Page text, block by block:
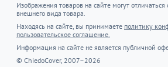
Изображения товаров на сайте могут отличаться
внешнего вида товара.
Находясь на сайте, вы принимаете политику
пользовательское соглашение.
Информация на сайте не является публичной
© ChiedoCover, 2007–2026